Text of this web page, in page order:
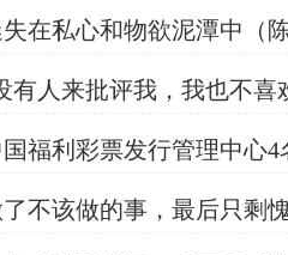
在私心和物欲泥潭中（陈
有人来批评我，我也不喜
国福利彩票发行管理中心
不该做的事，最后只剩